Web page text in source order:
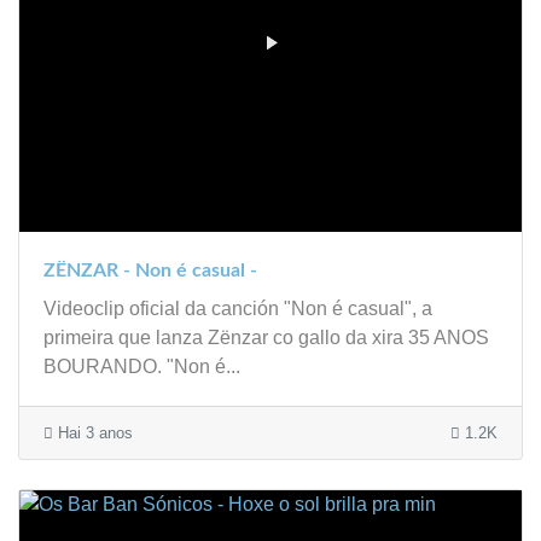
ZËNZAR - Non é casual -
Videoclip oficial da canción "Non é casual", a
primeira que lanza Zënzar co gallo da xira 35 ANOS
BOURANDO. "Non é...
Hai 3 anos 1.2K